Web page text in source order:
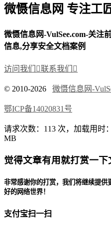
微慑信息网 专注工
微慑信息网-VulSee.com-关注
信息,分享安全文档案例
访问我们 联系我们 
© 2010-2026 微慑信息网-
鄂ICP备14020831号
请求次数：113 次，加载用时
MB
觉得文章有用就打赏一下
非常感谢你的打赏，我们将继续提
好的网络世界！
支付宝扫一扫